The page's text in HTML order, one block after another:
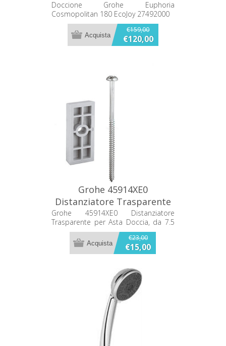
27492000
Doccione Grohe Euphoria
Cosmopolitan 180 EcoJoy 27492000
€159,00
€120,00
Grohe 45914XE0
Distanziatore Trasparente
per Asta Doccia, da 7.5 mm
Grohe 45914XE0 Distanziatore
Trasparente per Asta Doccia, da 7.5
mm, Cromo
€23,00
€15,00